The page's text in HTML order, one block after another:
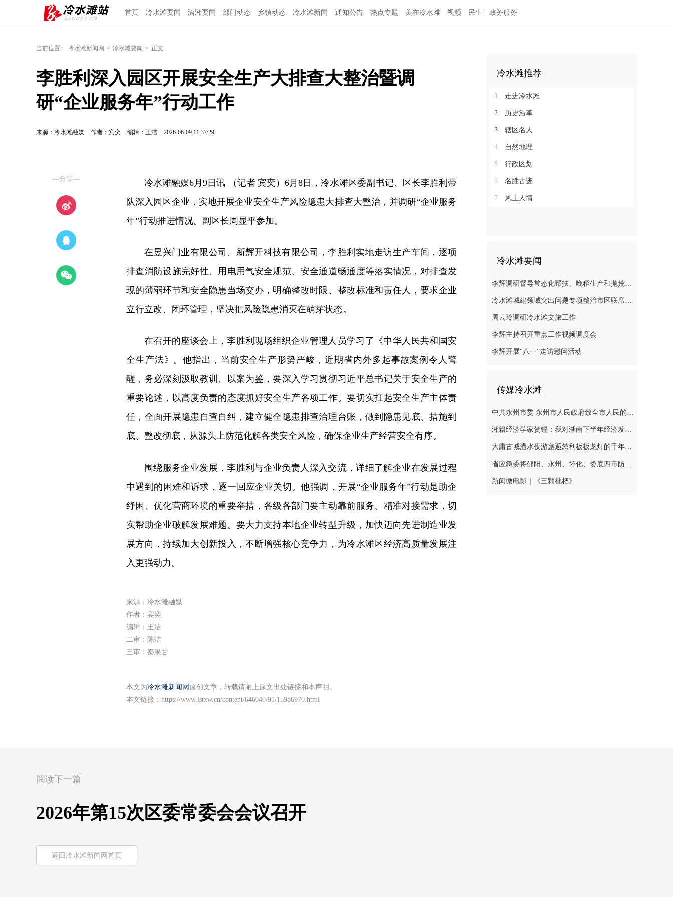
首页 冷水滩要闻 潇湘要闻 部门动态 乡镇动态 冷水滩新闻 通知公告 热点专题 美在冷水滩 视频 民生 政务服务
当前位置: 冷水滩新闻网 > 冷水滩要闻 > 正文
李胜利深入园区开展安全生产大排查大整治暨调
研“企业服务年”行动工作
来源：冷水滩融媒 作者：宾奕 编辑：王洁 2026-06-09 11:37:29
—分享—
冷水滩融媒6月9日讯 （记者 宾奕）6月8日，冷水滩区委副书记、区长李胜利带
队深入园区企业，实地开展企业安全生产风险隐患大排查大整治，并调研“企业服务
年”行动推进情况。副区长周显平参加。
在昱兴门业有限公司、新辉开科技有限公司，李胜利实地走访生产车间，逐项
排查消防设施完好性、用电用气安全规范、安全通道畅通度等落实情况，对排查发
现的薄弱环节和安全隐患当场交办，明确整改时限、整改标准和责任人，要求企业
立行立改、闭环管理，坚决把风险隐患消灭在萌芽状态。
在召开的座谈会上，李胜利现场组织企业管理人员学习了《中华人民共和国安
全生产法》。他指出，当前安全生产形势严峻，近期省内外多起事故案例令人警
醒，务必深刻汲取教训、以案为鉴，要深入学习贯彻习近平总书记关于安全生产的
重要论述，以高度负责的态度抓好安全生产各项工作。要切实扛起安全生产主体责
任，全面开展隐患自查自纠，建立健全隐患排查治理台账，做到隐患见底、措施到
底、整改彻底，从源头上防范化解各类安全风险，确保企业生产经营安全有序。
围绕服务企业发展，李胜利与企业负责人深入交流，详细了解企业在发展过程
中遇到的困难和诉求，逐一回应企业关切。他强调，开展“企业服务年”行动是助企
纾困、优化营商环境的重要举措，各级各部门要主动靠前服务、精准对接需求，切
实帮助企业破解发展难题。要大力支持本地企业转型升级，加快迈向先进制造业发
展方向，持续加大创新投入，不断增强核心竞争力，为冷水滩区经济高质量发展注
入更强动力。
来源：冷水滩融媒
作者：宾奕
编辑：王洁
二审：陈洁
三审：秦果甘
本文为冷水滩新闻网 原创文章，转载请附上原文出处链接和本声明。
本文链接： https://www.lstxw.cn/content/646040/91/15986970.html
冷水滩推荐
1 走进冷水滩
2 历史沿革
3 辖区名人
4 自然地理
5 行政区划
6 名胜古迹
7 风土人情
冷水滩要闻
李辉调研督导常态化帮扶、晚稻生产和抛荒治理等工作
冷水滩城建领域突出问题专项整治市区联席会议召开
周云玲调研冷水滩文旅工作
李辉主持召开重点工作视频调度会
李辉开展“八一”走访慰问活动
传媒冷水滩
中共永州市委 永州市人民政府致全市人民的感谢信
湘籍经济学家贺铿：我对湖南下半年经济发展有信心
大庸古城澧水夜游邂逅慈利板板龙灯的千年浪漫
省应急委将邵阳、永州、怀化、娄底四市防汛抗灾应急响应提升至三级
新闻微电影｜《三颗枇杷》
阅读下一篇
2026年第15次区委常委会会议召开
返回冷水滩新闻网首页